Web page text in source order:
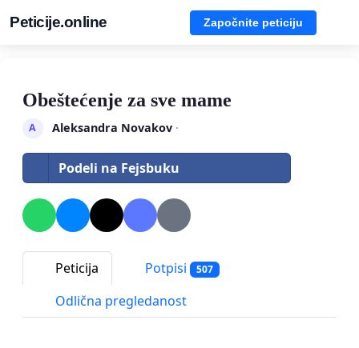
Peticije.online Započnite peticiju
Obeštećenje za sve mame
A Aleksandra Novakov·
Podeli na Fejsbuku
Peticija Potpisi 507
Odlična pregledanost